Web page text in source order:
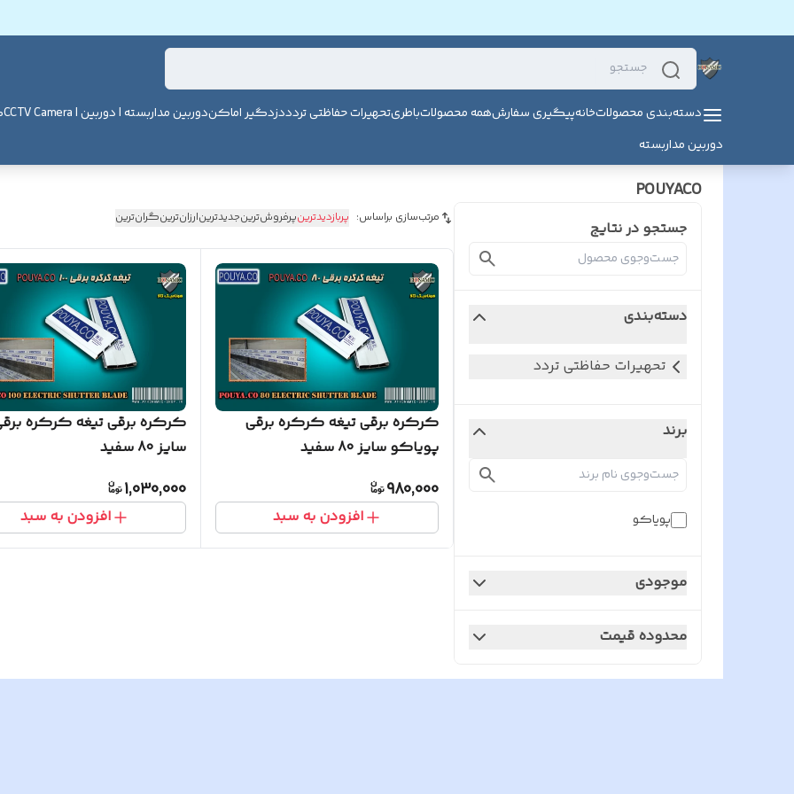
دسته‌بندی محصولاتخانهپیگیری سفارشهمه محصولاتباطریتحهیرات حفاظتی تردددزدگیر اماکندوربین مداربسته | دوربین | CCTV Camera
دوربین مداربسته
POUYACO
جستجو در نتایج
دسته‌بندی
تحهیرات حفاظتی تردد
برند
پویاکو
موجودی
محدوده قیمت
مرتب‌سازی براساس: پربازدیدترینپرفروش‌ترینجدیدترینارزان‌ترینگران‌ترین
کرکره برقی تیغه کرکره برقی
پویاکو سایز 80 سفید
980,000
افزودن به سبد
کرکره برقی تیغه کرکره
سایز 80 سفید
1,030,000
افزودن به سبد